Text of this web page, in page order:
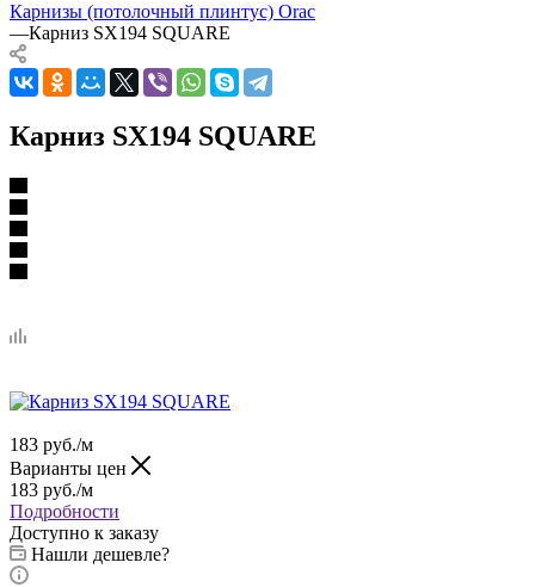
Карнизы (потолочный плинтус) Orac
—Карниз SX194 SQUARE
Карниз SX194 SQUARE
183 руб./м
Варианты цен
183 руб./м
Подробности
Доступно к заказу
Нашли дешевле?